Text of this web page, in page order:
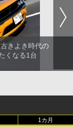
きよき時代の
くなる1台
1カ月